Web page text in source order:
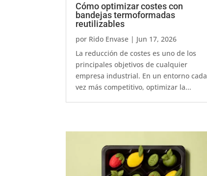
Cómo optimizar costes con
bandejas termoformadas
reutilizables
por Rido Envase | Jun 17, 2026
La reducción de costes es uno de los
principales objetivos de cualquier
empresa industrial. En un entorno cada
vez más competitivo, optimizar la...